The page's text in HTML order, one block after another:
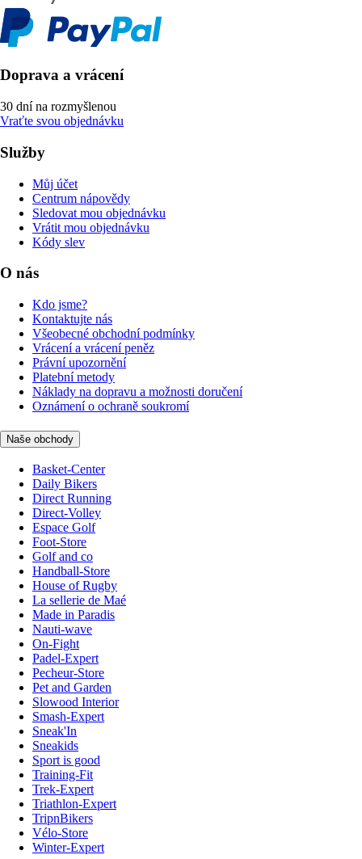
Doprava a vrácení
30 dní na rozmyšlenou
Vraťte svou objednávku
Služby
Můj účet
Centrum nápovědy
Sledovat mou objednávku
Vrátit mou objednávku
Kódy slev
O nás
Kdo jsme?
Kontaktujte nás
Všeobecné obchodní podmínky
Vrácení a vrácení peněz
Právní upozornění
Platební metody
Náklady na dopravu a možnosti doručení
Oznámení o ochraně soukromí
Naše obchody
Basket-Center
Daily Bikers
Direct Running
Direct-Volley
Espace Golf
Foot-Store
Golf and co
Handball-Store
House of Rugby
La sellerie de Maé
Made in Paradis
Nauti-wave
On-Fight
Padel-Expert
Pecheur-Store
Pet and Garden
Slowood Interior
Smash-Expert
Sneak'In
Sneakids
Sport is good
Training-Fit
Trek-Expert
Triathlon-Expert
TripnBikers
Vélo-Store
Winter-Expert